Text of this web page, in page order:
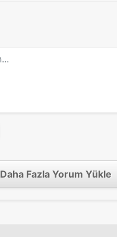
Daha Fazla Yorum Yükle